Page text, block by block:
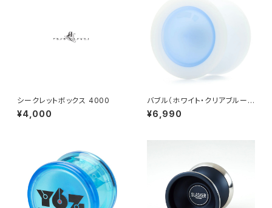
シークレットボックス 4000
¥4,000
バブル（ホワイト・クリアブルーキ
ャップ）
¥6,990